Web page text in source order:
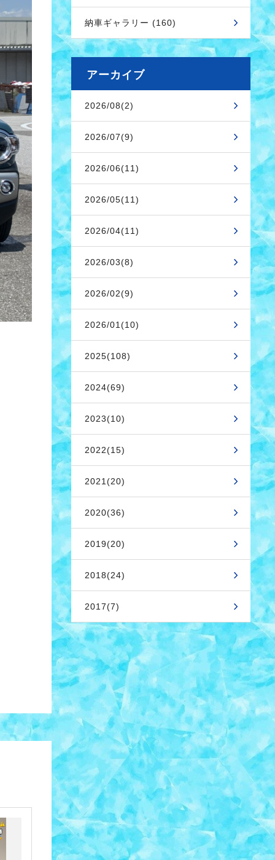
納車ギャラリー (160)
アーカイブ
2026/08(2)
2026/07(9)
2026/06(11)
2026/05(11)
2026/04(11)
2026/03(8)
2026/02(9)
2026/01(10)
2025(108)
2024(69)
2023(10)
2022(15)
2021(20)
2020(36)
2019(20)
2018(24)
2017(7)